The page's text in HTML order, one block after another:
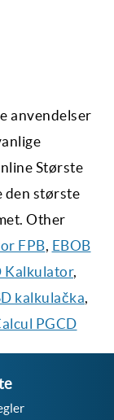
anvendelser
Største
den største
Other
FPB, EBOB
Kalkulator,
kalkulačka,
PGCD